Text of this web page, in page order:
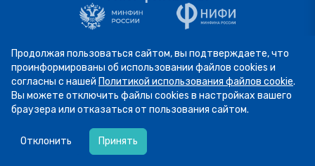
ЛИЧНЫЕ ФИНАНСЫ
Отгадка к ситуации выше — чарджбэк. Сегодня
рассказываем, когда можно оспорить платёж и
Продолжая пользоваться сайтом, вы подтверждаете, что
проинформированы об использовании файлов cookies и
согласны с нашей Политикой использования файлов cookie.
Вы можете отключить файлы cookies в настройках вашего
браузера или отказаться от пользования сайтом.
Отклонить Принять